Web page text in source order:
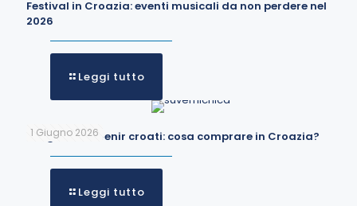
Festival in Croazia: eventi musicali da non perdere nel
2026
Leggi tutto
1 Giugno 2026
I migliori souvenir croati: cosa comprare in Croazia?
Leggi tutto